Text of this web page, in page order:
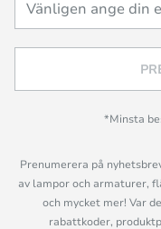
*Minsta
Prenumerera på
av lampor och armaturer,
och mycket mer! Var
rabattkoder,